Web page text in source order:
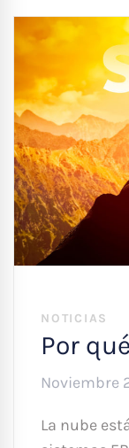
NOTICIAS
Por
Noviembre
La nube